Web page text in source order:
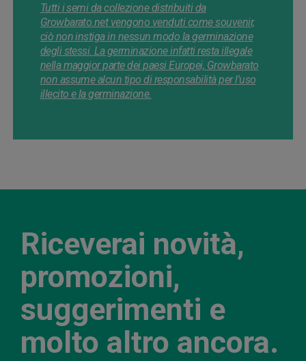
Tutti i semi da collezione distribuiti da
Growbarato.net vengono venduti come souvenir,
ciò non instiga in nessun modo la germinazione
degli stessi. La germinazione infatti resta illegale
nella maggior parte dei paesi Europei, Growbarato
non assume alcun tipo di responsabilità per l'uso
illecito e la germinazione.
Riceverai novità,
promozioni,
suggerimenti e
molto altro ancora.